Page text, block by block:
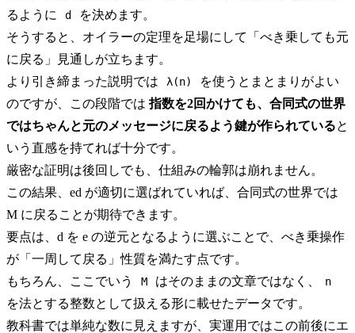
るように
d
を決めます。
そうすると、オイラーの定理を足場にして「べき乗しても元
に戻る」見通しが立ちます。
より引き締まった説明では
λ(n)
を使うとまとまりがよい
のですが、この段階では指数を2回かけても、合同式の世界
ではちゃんと元のメッセージに戻るよう鍵が作られていると
いう直感を持てれば十分です。
厳密な証明は後回しでも、仕組みの輪郭は崩れません。
この結果、ed が適切に選ばれていれば、合同式の世界では
M に戻ることが期待できます。
要点は、d を e の逆元となるように選ぶことで、べき乗操作
が「一周して戻る」性質を満たす点です。
もちろん、ここでいう
M はそのままの文章ではなく、 n
を法とする整数として扱える形に載せたデータです。
教科書では単純な数に見えますが、実運用ではこの前後にエ